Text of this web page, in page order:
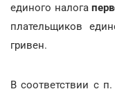
единого налога
плательщиков
гривен.
В соответствии с